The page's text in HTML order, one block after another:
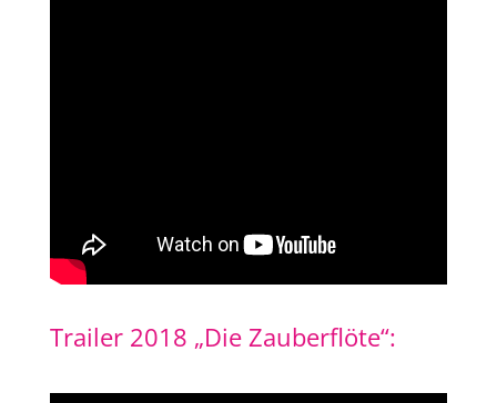
Trailer 2018 „Die Zauberflöte“: